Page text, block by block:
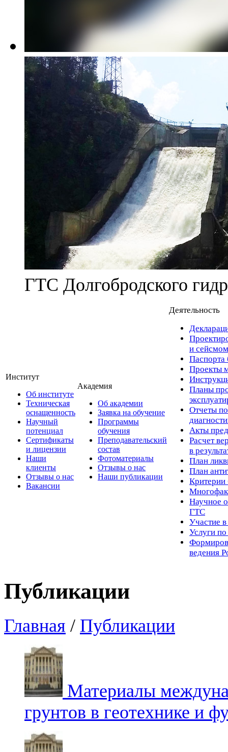
ГТС Долгобродского
Институт
Об институте
Техническая
оснащенность
Научный
потенциал
Сертификаты
и лицензии
Наши
клиенты
Отзывы о нас
Вакансии
Академия
Об академии
Заявка на обучение
Программы
обучения
Преподавательский
состав
Фотоматериалы
Отзывы о нас
Наши публикации
Деятельность
и
Паспорта
Проекты
Планы
Отчеты по
Акты
Расчет
в
План
План
Критерии
Научное
ГТС
Участие
Услуги
ведения
Публикации
Главная / Публикации
Материалы
грунтов в геотехнике и